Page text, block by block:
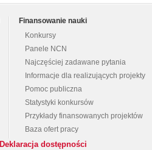
Finansowanie nauki
Konkursy
Panele NCN
Najczęściej zadawane pytania
Informacje dla realizujących projekty
Pomoc publiczna
Statystyki konkursów
Przykłady finansowanych projektów
Baza ofert pracy
Deklaracja dostępności